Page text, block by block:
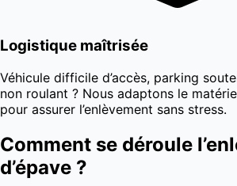
Logistique maîtrisée
Véhicule difficile d’accès, parking
non roulant ? Nous adaptons le
pour assurer l’enlèvement sans stress.
Comment se déroule
d’épave ?